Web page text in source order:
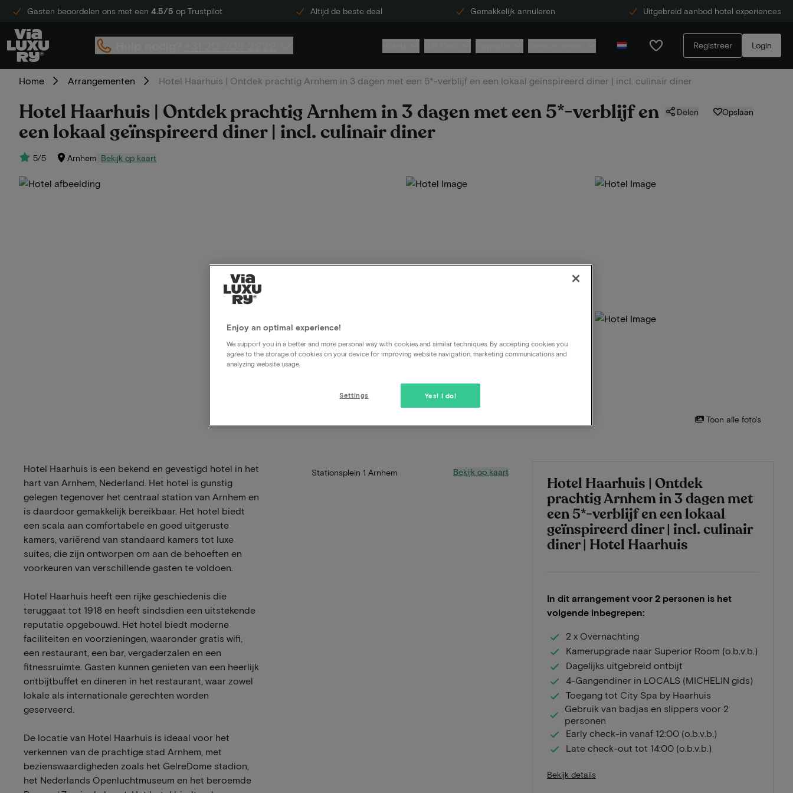
Gasten beoordelen ons met een 4.5/5 op Trustpilot Altijd de beste deal Gemakkelijk annuleren Uitgebreid aanbod hotel experiences
Registreer Login
Home Arrangementen Hotel Haarhuis | Ontdek prachtig Arnhem in 3 dagen met een 5*-verblijf en een lokaal geïnspireerd diner | incl. culinair diner
Hotel Haarhuis | Ontdek prachtig Arnhem in 3 dagen met een 5*-verblijf en
een lokaal geïnspireerd diner | incl. culinair diner
5/5 Arnhem Bekijk op kaart
Delen Opslaan
Toon alle foto's
Hotel Haarhuis | Ontdek
prachtig Arnhem in 3 dagen met
een 5*-verblijf en een lokaal
geïnspireerd diner | incl. culinair
diner | Hotel Haarhuis
In dit arrangement voor 2 personen is het
volgende inbegrepen:
2 x Overnachting
Kamerupgrade naar Superior Room (o.b.v.b.)
Dagelijks uitgebreid ontbijt
4-Gangendiner in LOCALS (MICHELIN gids)
Toegang tot City Spa by Haarhuis
Gebruik van badjas en slippers voor 2
personen
Early check-in vanaf 12:00 (o.b.v.b.)
Late check-out tot 14:00 (o.b.v.b.)
Bekijk details
Hotel Haarhuis is een bekend en gevestigd hotel in het
hart van Arnhem, Nederland. Het hotel is gunstig
gelegen tegenover het centraal station van Arnhem en
is daardoor gemakkelijk bereikbaar. Het hotel biedt
een scala aan comfortabele en goed uitgeruste
kamers, variërend van standaard kamers tot luxe
suites, die zijn ontworpen om aan de behoeften en
voorkeuren van verschillende gasten te voldoen.
Hotel Haarhuis heeft een rijke geschiedenis die
teruggaat tot 1918 en heeft sindsdien een uitstekende
reputatie opgebouwd. Het hotel biedt moderne
faciliteiten en voorzieningen, waaronder gratis wifi,
een restaurant, een bar, vergaderzalen en een
fitnessruimte. Gasten kunnen genieten van een heerlijk
ontbijtbuffet en dineren in het restaurant, waar zowel
lokale als internationale gerechten worden
geserveerd.
De locatie van Hotel Haarhuis is ideaal voor het
verkennen van de prachtige stad Arnhem, met
bezienswaardigheden zoals het GelreDome stadion,
het Nederlands Openluchtmuseum en het beroemde
Stationsplein 1 Arnhem Bekijk op kaart
Enjoy an optimal experience!
We support you in a better and more personal way with cookies and similar techniques. By accepting cookies you
agree to the storage of cookies on your device for improving website navigation, marketing communications and
analyzing website usage.
Yes! I do!
Settings